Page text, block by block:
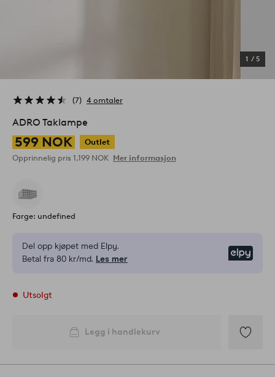
1 / 5
7 4 omtaler
ADRO Taklampe
599 NOK
Outlet
Opprinnelig pris 1,199 NOK Mer informasjon
Farge: undefined
Del opp kjøpet med Elpy.
Betal fra 80 kr/md. Les mer
Utsolgt
Legg i handlekurv
til